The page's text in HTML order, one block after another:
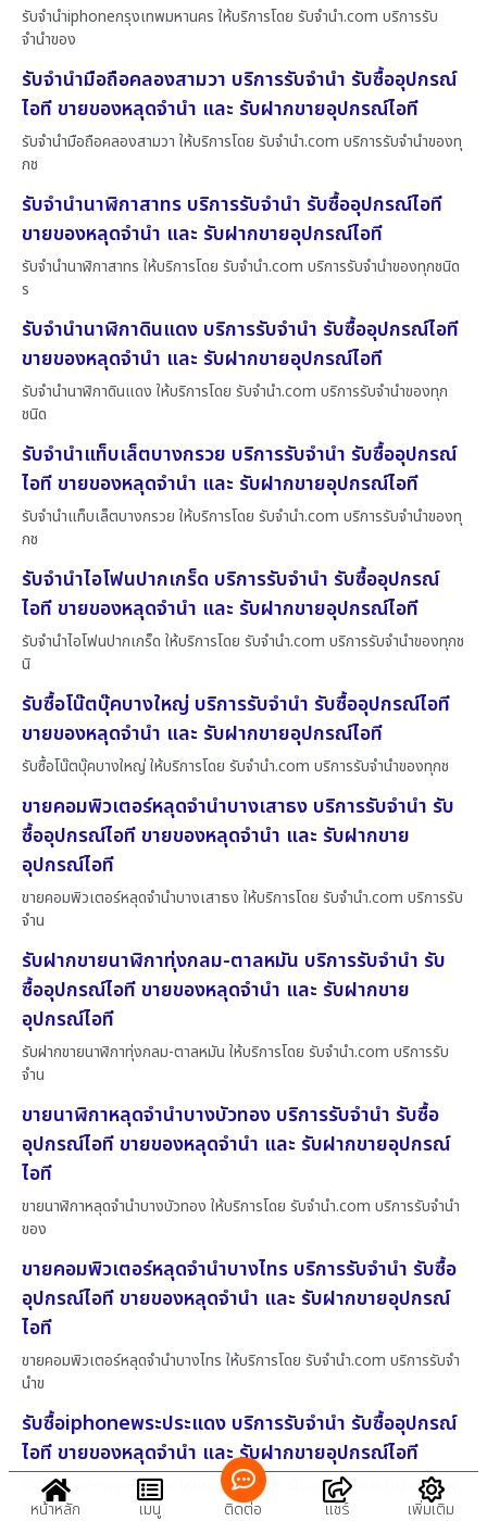
รับจำนำiphoneกรุงเทพมหานคร ให้บริการโดย รับจํานํา.com บริการรับ
จำนำของ
รับจำนำมือถือคลองสามวา บริการรับจำนำ รับซื้ออุปกรณ์
ไอที ขายของหลุดจำนำ และ รับฝากขายอุปกรณ์ไอที
รับจำนำมือถือคลองสามวา ให้บริการโดย รับจํานํา.com บริการรับจำนำของทุ
กช
รับจำนำนาฬิกาสาทร บริการรับจำนำ รับซื้ออุปกรณ์ไอที
ขายของหลุดจำนำ และ รับฝากขายอุปกรณ์ไอที
รับจำนำนาฬิกาสาทร ให้บริการโดย รับจํานํา.com บริการรับจำนำของทุกชนิด
ร
รับจำนำนาฬิกาดินแดง บริการรับจำนำ รับซื้ออุปกรณ์ไอที
ขายของหลุดจำนำ และ รับฝากขายอุปกรณ์ไอที
รับจำนำนาฬิกาดินแดง ให้บริการโดย รับจํานํา.com บริการรับจำนำของทุก
ชนิด
รับจำนำแท็บเล็ตบางกรวย บริการรับจำนำ รับซื้ออุปกรณ์
ไอที ขายของหลุดจำนำ และ รับฝากขายอุปกรณ์ไอที
รับจำนำแท็บเล็ตบางกรวย ให้บริการโดย รับจํานํา.com บริการรับจำนำของทุ
กช
รับจำนำไอโฟนปากเกร็ด บริการรับจำนำ รับซื้ออุปกรณ์
ไอที ขายของหลุดจำนำ และ รับฝากขายอุปกรณ์ไอที
รับจำนำไอโฟนปากเกร็ด ให้บริการโดย รับจํานํา.com บริการรับจำนำของทุกช
นิ
รับซื้อโน๊ตบุ๊คบางใหญ่ บริการรับจำนำ รับซื้ออุปกรณ์ไอที
ขายของหลุดจำนำ และ รับฝากขายอุปกรณ์ไอที
รับซื้อโน๊ตบุ๊คบางใหญ่ ให้บริการโดย รับจํานํา.com บริการรับจำนำของทุกช
ขายคอมพิวเตอร์หลุดจำนำบางเสาธง บริการรับจำนำ รับ
ซื้ออุปกรณ์ไอที ขายของหลุดจำนำ และ รับฝากขาย
อุปกรณ์ไอที
ขายคอมพิวเตอร์หลุดจำนำบางเสาธง ให้บริการโดย รับจํานํา.com บริการรับ
จำน
รับฝากขายนาฬิกาทุ่งกลม-ตาลหมัน บริการรับจำนำ รับ
ซื้ออุปกรณ์ไอที ขายของหลุดจำนำ และ รับฝากขาย
อุปกรณ์ไอที
รับฝากขายนาฬิกาทุ่งกลม-ตาลหมัน ให้บริการโดย รับจํานํา.com บริการรับ
จำน
ขายนาฬิกาหลุดจำนำบางบัวทอง บริการรับจำนำ รับซื้อ
อุปกรณ์ไอที ขายของหลุดจำนำ และ รับฝากขายอุปกรณ์
ไอที
ขายนาฬิกาหลุดจำนำบางบัวทอง ให้บริการโดย รับจํานํา.com บริการรับจำนำ
ของ
ขายคอมพิวเตอร์หลุดจำนำบางไทร บริการรับจำนำ รับซื้อ
อุปกรณ์ไอที ขายของหลุดจำนำ และ รับฝากขายอุปกรณ์
ไอที
ขายคอมพิวเตอร์หลุดจำนำบางไทร ให้บริการโดย รับจํานํา.com บริการรับจำ
นำข
รับซื้อiphoneพระประแดง บริการรับจำนำ รับซื้ออุปกรณ์
ไอที ขายของหลุดจำนำ และ รับฝากขายอุปกรณ์ไอที
รับซื้อiphoneพระประแดง ให้บริการโดย รับจํานํา.com บริการรับจำนำของทุ
กช
หน้าหลัก เมนู ติดต่อ แชร์ เพิ่มเติม